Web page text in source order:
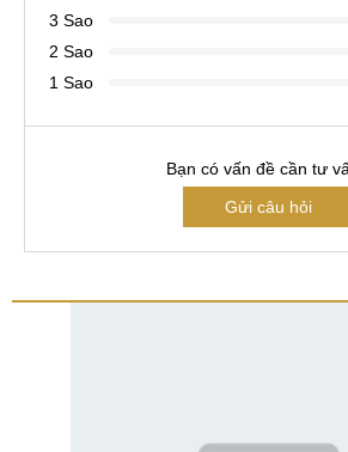
3 Sao
2 Sao
1 Sao
Bạn có vấn đề cần tư
Gửi câu hỏi